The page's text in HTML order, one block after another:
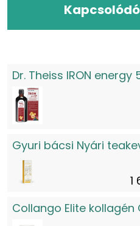
Dr. Theiss IRON energy
Gyuri bácsi Nyári
1
Collango Elite